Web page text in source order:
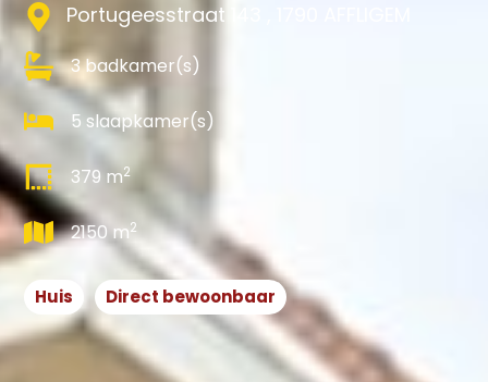
Portugeesstraat 143 , 1790 AFFLIGEM
3 badkamer(s)
5 slaapkamer(s)
379 m2
2150 m2
Huis Direct bewoonbaar